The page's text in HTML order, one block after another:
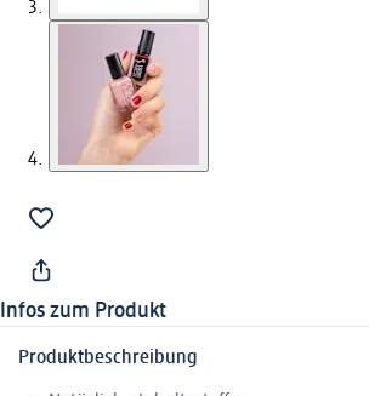
Infos zum Produkt
Produktbeschreibung